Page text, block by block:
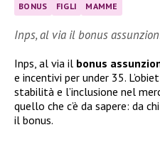
BONUS FIGLI MAMME
Inps, al via il bonus
Inps, al via il bonus
e incentivi per under 35.
stabilità e l’inclusione nel
quello che c’è da sapere: da
il bonus.